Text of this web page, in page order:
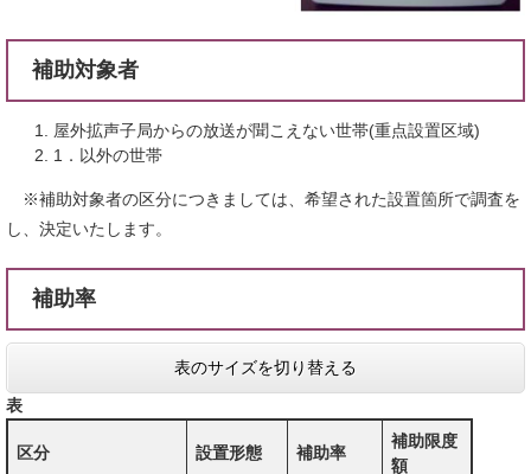
補助対象者
屋外拡声子局からの放送が聞こえない世帯(重点設置区域)
1．以外の世帯
※補助対象者の区分につきましては、希望された設置箇所で調査を
し、決定いたします。
補助率
表のサイズを切り替える
表
区分 設置形態 補助率
補助限度
額